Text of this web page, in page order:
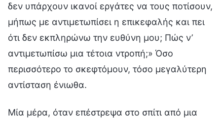
δεν υπάρχουν ικανοί εργάτες να τους ποτίσουν,
μήπως με αντιμετωπίσει η επικεφαλής και πει
ότι δεν εκπληρώνω την ευθύνη μου; Πώς ν’
αντιμετωπίσω μια τέτοια ντροπή;» Όσο
περισσότερο το σκεφτόμουν, τόσο μεγαλύτερη
αντίσταση ένιωθα.
Μία μέρα, όταν επέστρεψα στο σπίτι από μια